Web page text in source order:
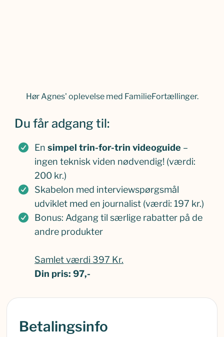
Hør Agnes' oplevelse med FamilieFortællinger.
Du får adgang til:
En simpel trin-for-trin videoguide –
ingen teknisk viden nødvendig! (værdi:
200 kr.)
Skabelon med interviewspørgsmål
udviklet med en journalist (værdi: 197 kr.)
Bonus: Adgang til særlige rabatter på de
andre produkter
Samlet værdi 397 Kr.
Din pris: 97,-
Betalingsinfo